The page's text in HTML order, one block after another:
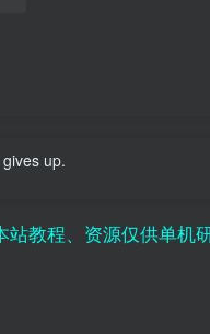
up.
资源仅供单机研究学